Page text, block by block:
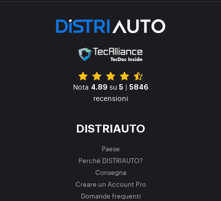
Nota 4.89 su 5 | 5846
recensioni
DISTRIAUTO
Paese
Perché DISTRIAUTO?
Consegna
Creare un Account Pro
Domande frequenti